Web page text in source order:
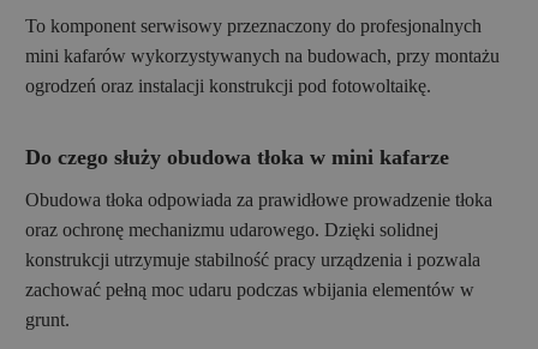
To komponent serwisowy przeznaczony do profesjonalnych
mini kafarów wykorzystywanych na budowach, przy montażu
ogrodzeń oraz instalacji konstrukcji pod fotowoltaikę.
Do czego służy obudowa tłoka w mini kafarze
Obudowa tłoka odpowiada za prawidłowe prowadzenie tłoka
oraz ochronę mechanizmu udarowego. Dzięki solidnej
konstrukcji utrzymuje stabilność pracy urządzenia i pozwala
zachować pełną moc udaru podczas wbijania elementów w
grunt.